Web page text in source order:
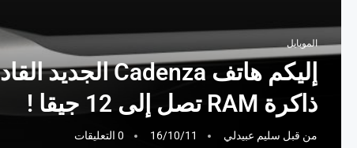
الموبايل
ذاكرة RAM تصل إلى 12 جيقا !
من قبل سليم عبيدلي 16/10/11 0 التعليقات